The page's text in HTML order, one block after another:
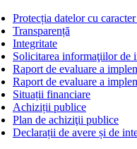
Protecția datelor cu
Transparență
Integritate
Solicitarea informaţiilor de
Raport de evaluare a
Raport de evaluare a
Situații financiare
Achiziții publice
Plan de achiziţii publice
Declarații de avere și de